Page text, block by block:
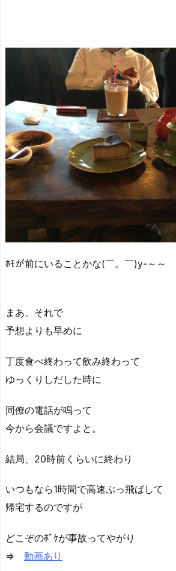
ﾎﾓが前にいることかな(￣。￣)y-～～
まあ、それで
予想よりも早めに
丁度食べ終わって飲み終わって
ゆっくりしだした時に
同僚の電話が鳴って
今から会議ですよと。
結局、20時前くらいに終わり
いつもなら1時間で高速ぶっ飛ばして
帰宅するのですが
どこぞのﾎﾞｹが事故ってやがり
⇒ 動画あり